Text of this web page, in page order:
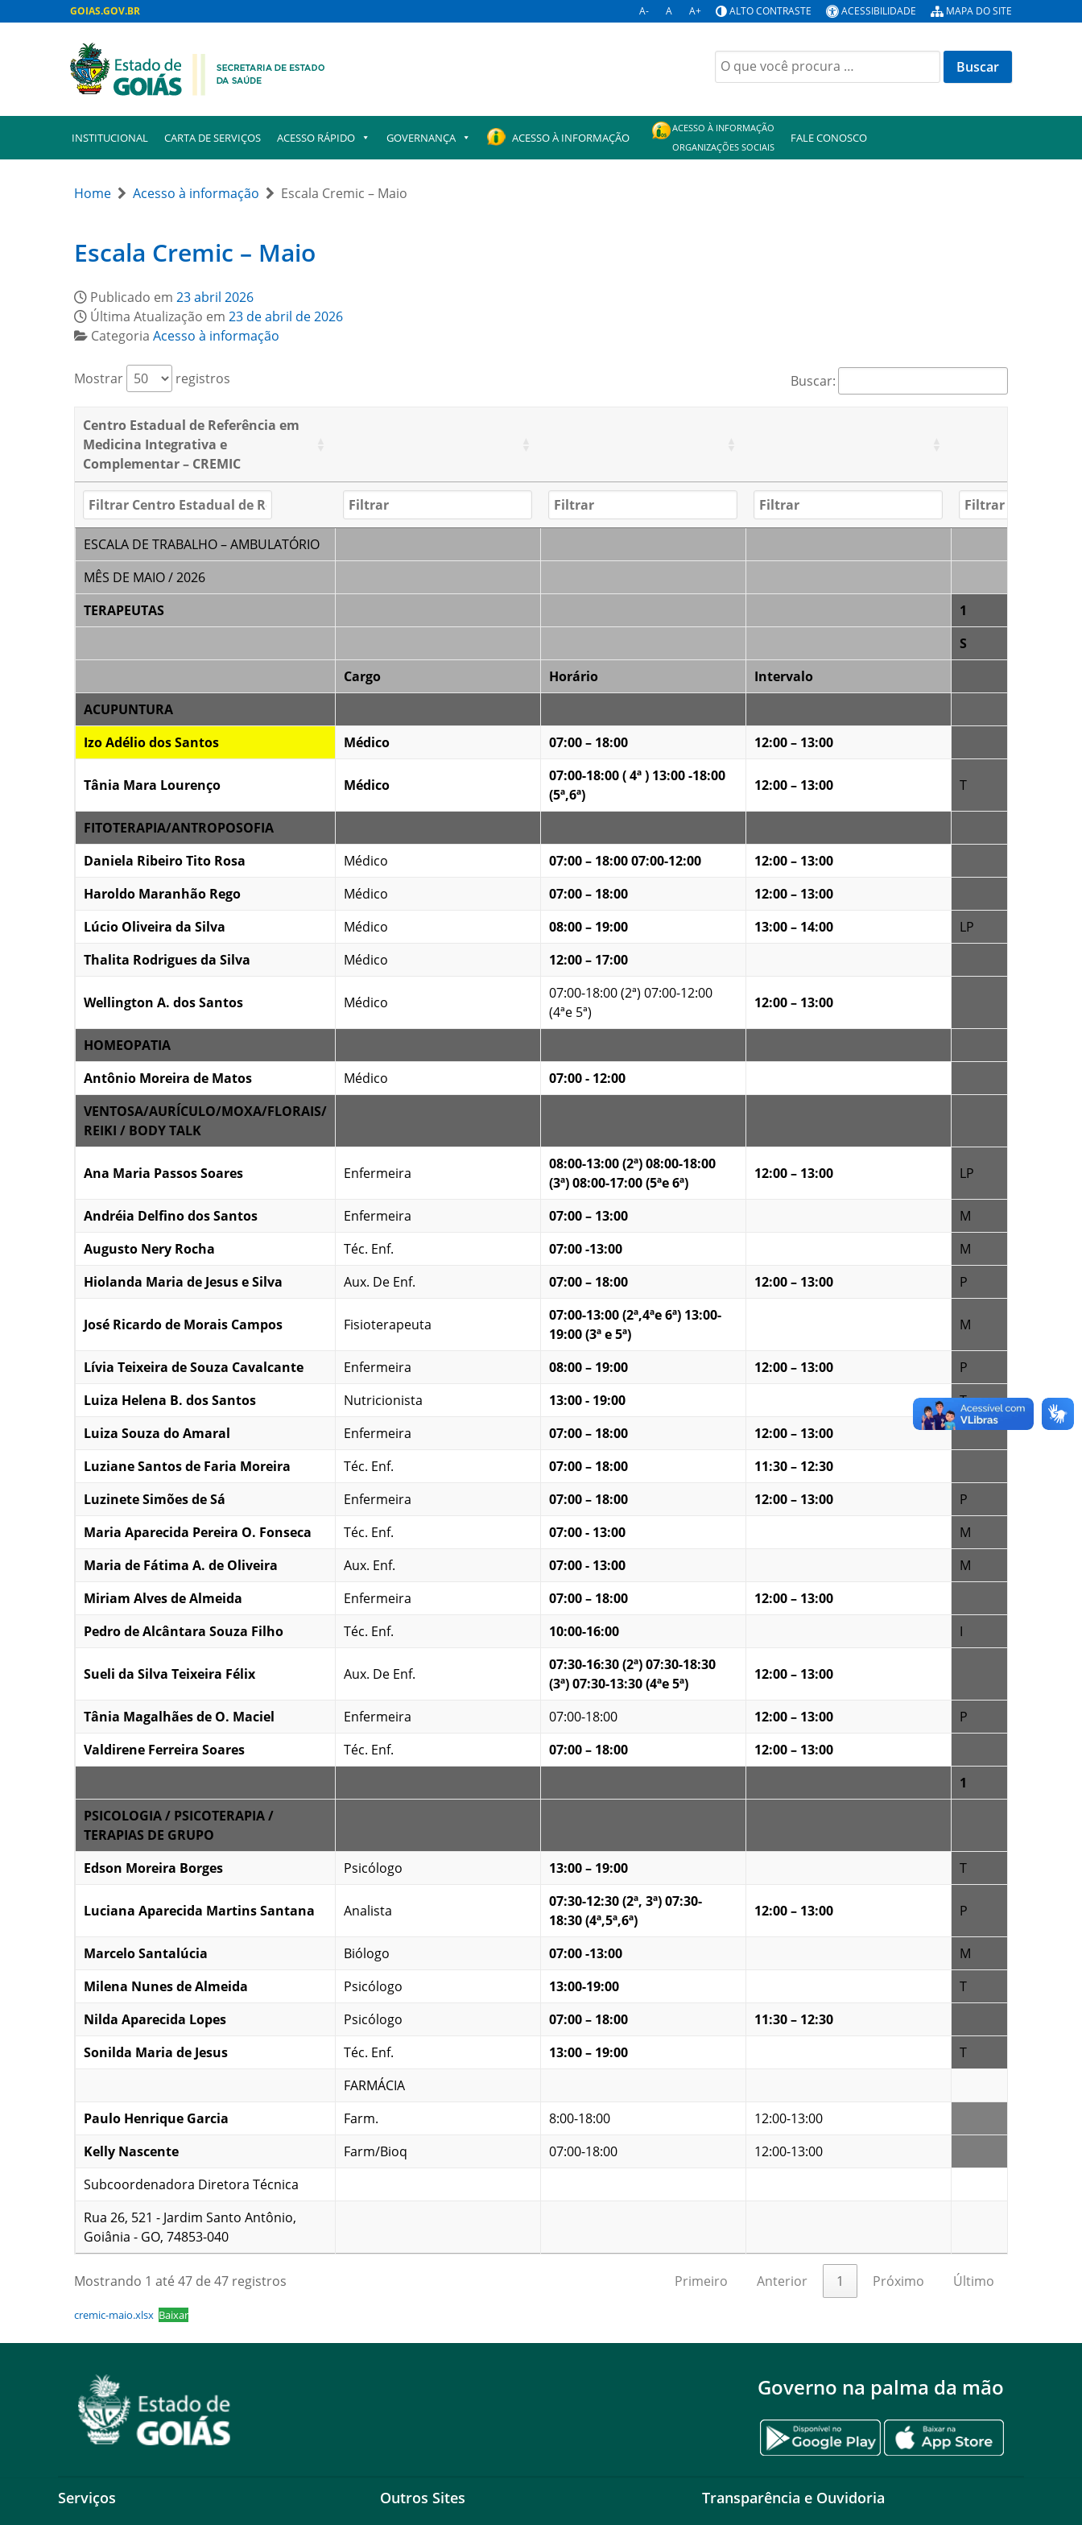
GOIAS.GOV.BR A- A A+ ALTO CONTRASTE ACESSIBILIDADE MAPA DO SITE
Buscar
por:
INSTITUCIONAL CARTA DE SERVIÇOS ACESSO RÁPIDO GOVERNANÇA ACESSO À INFORMAÇÃO
ACESSO À INFORMAÇÃO
ORGANIZAÇÕES SOCIAIS
FALE CONOSCO
Home Acesso à informação Escala Cremic – Maio
Escala Cremic – Maio
Publicado em 23 abril 2026
Última Atualização em 23 de abril de 2026
Categoria Acesso à informação
Mostrar registros Buscar:
Centro Estadual de Referência em
Medicina Integrativa e
Complementar – CREMIC
ESCALA DE TRABALHO – AMBULATÓRIO
MÊS DE MAIO / 2026
TERAPEUTAS
1
S
Cargo
Horário
Intervalo
ACUPUNTURA
Izo Adélio dos Santos
Médico 07:00 – 18:00 12:00 – 13:00
Tânia Mara Lourenço Médico
07:00-18:00 ( 4ª ) 13:00 -18:00
(5ª,6ª)
12:00 – 13:00 T
FITOTERAPIA/ANTROPOSOFIA
Daniela Ribeiro Tito Rosa
Médico 07:00 – 18:00 07:00-12:00
12:00 – 13:00
Haroldo Maranhão Rego
Médico 07:00 – 18:00
12:00 – 13:00
Lúcio Oliveira da Silva
Médico 08:00 – 19:00 13:00 – 14:00
LP
Thalita Rodrigues da Silva
Médico 12:00 – 17:00
Wellington A. dos Santos Médico
07:00-18:00 (2ª) 07:00-12:00
(4ªe 5ª)
12:00 – 13:00
HOMEOPATIA
Antônio Moreira de Matos
Médico
07:00 - 12:00
VENTOSA/AURÍCULO/MOXA/FLORAIS/
REIKI / BODY TALK
Ana Maria Passos Soares Enfermeira
08:00-13:00 (2ª) 08:00-18:00
(3ª) 08:00-17:00 (5ªe 6ª)
12:00 – 13:00 LP
Andréia Delfino dos Santos Enfermeira 07:00 – 13:00
M
Augusto Nery Rocha
Téc. Enf. 07:00 -13:00
M
Hiolanda Maria de Jesus e Silva
Aux. De Enf. 07:00 – 18:00 12:00 – 13:00 P
José Ricardo de Morais Campos Fisioterapeuta
07:00-13:00 (2ª,4ªe 6ª) 13:00-
19:00 (3ª e 5ª)
M
Lívia Teixeira de Souza Cavalcante Enfermeira 08:00 – 19:00 12:00 – 13:00
P
Luiza Helena B. dos Santos
Nutricionista 13:00 - 19:00
T
Luiza Souza do Amaral
Enfermeira 07:00 – 18:00
12:00 – 13:00
Luziane Santos de Faria Moreira
Téc. Enf. 07:00 – 18:00
11:30 – 12:30
Luzinete Simões de Sá
Enfermeira 07:00 – 18:00 12:00 – 13:00
P
Maria Aparecida Pereira O. Fonseca
Téc. Enf. 07:00 - 13:00
M
Maria de Fátima A. de Oliveira
Aux. Enf. 07:00 - 13:00
M
Miriam Alves de Almeida
Enfermeira 07:00 – 18:00
12:00 – 13:00
Pedro de Alcântara Souza Filho
Téc. Enf. 10:00-16:00 I
Sueli da Silva Teixeira Félix Aux. De Enf.
07:30-16:30 (2ª) 07:30-18:30
(3ª) 07:30-13:30 (4ªe 5ª)
12:00 – 13:00
Tânia Magalhães de O. Maciel Enfermeira 07:00-18:00 12:00 – 13:00
P
Valdirene Ferreira Soares
Téc. Enf. 07:00 – 18:00
12:00 – 13:00
1
PSICOLOGIA / PSICOTERAPIA /
TERAPIAS DE GRUPO
Edson Moreira Borges
Psicólogo 13:00 – 19:00 T
Luciana Aparecida Martins Santana Analista
07:30-12:30 (2ª, 3ª) 07:30-
18:30 (4ª,5ª,6ª)
12:00 – 13:00 P
Marcelo Santalúcia Biólogo 07:00 -13:00
M
Milena Nunes de Almeida
Psicólogo 13:00-19:00
T
Nilda Aparecida Lopes
Psicólogo 07:00 – 18:00
11:30 – 12:30
Sonilda Maria de Jesus
Téc. Enf. 13:00 – 19:00
T
FARMÁCIA
Paulo Henrique Garcia
Farm. 8:00-18:00
12:00-13:00
Kelly Nascente
Farm/Bioq 07:00-18:00
12:00-13:00
Subcoordenadora Diretora Técnica
Rua 26, 521 - Jardim Santo Antônio,
Goiânia - GO, 74853-040
Mostrando 1 até 47 de 47 registros Primeiro Anterior 1 Próximo Último
cremic-maio.xlsx Baixar
Governo na palma da mão
Serviços Outros Sites Transparência e Ouvidoria